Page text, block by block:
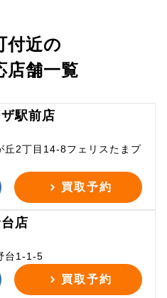
付近の
店舗一覧
駅前店
丘2丁目14-8フェリスたまプ
買取予約
店
台1-1-5
買取予約